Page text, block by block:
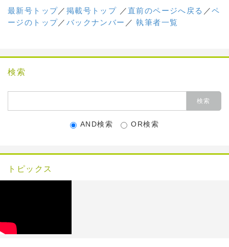
最新号トップ／ 掲載号トップ ／直前のページへ戻る ／ペ
ージのトップ／ バックナンバー ／執筆者一覧
検索
AND検索 OR検索
トピックス